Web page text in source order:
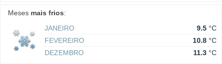
Meses mais frios:
JANEIRO
9.5 °C
FEVEREIRO
10.8 °C
DEZEMBRO
11.3 °C